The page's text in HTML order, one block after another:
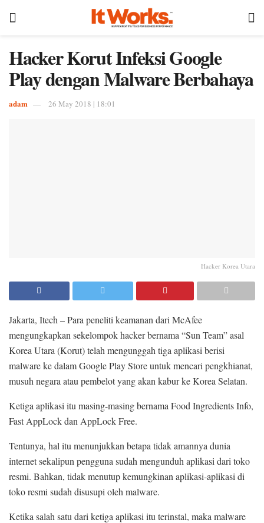
Hacker Korut Infeksi Google
Play dengan Malware Berbahaya
adam 26 May 2018 | 18:01
Hacker Korea Utara
Jakarta, Itech – Para peneliti keamanan dari McAfee
mengungkapkan sekelompok hacker bernama “Sun Team” asal
Korea Utara (Korut) telah mengunggah tiga aplikasi berisi
malware ke dalam Google Play Store untuk mencari pengkhianat,
musuh negara atau pembelot yang akan kabur ke Korea Selatan.
Ketiga aplikasi itu masing-masing bernama Food Ingredients Info,
Fast AppLock dan AppLock Free.
Tentunya, hal itu menunjukkan betapa tidak amannya dunia
internet sekalipun pengguna sudah mengunduh aplikasi dari toko
resmi. Bahkan, tidak menutup kemungkinan aplikasi-aplikasi di
toko resmi sudah disusupi oleh malware.
Ketika salah satu dari ketiga aplikasi itu terinstal, maka malware